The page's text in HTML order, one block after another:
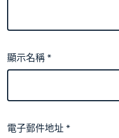
顯示名稱*
電子郵件地址*